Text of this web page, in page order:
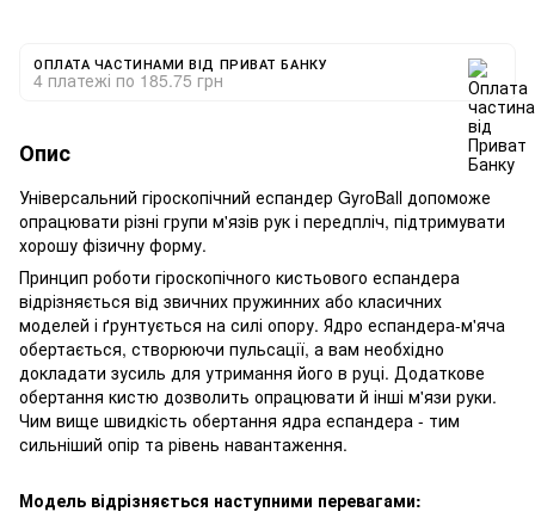
ОПЛАТА ЧАСТИНАМИ ВІД ПРИВАТ БАНКУ
4 платежі по 185.75 грн
Опис
Універсальний гіроскопічний еспандер GyroBall допоможе
опрацювати різні групи м'язів рук і передпліч, підтримувати
хорошу фізичну форму.
Принцип роботи гіроскопічного кистьового еспандера
відрізняється від звичних пружинних або класичних
моделей і ґрунтується на силі опору. Ядро еспандера-м'яча
обертається, створюючи пульсації, а вам необхідно
докладати зусиль для утримання його в руці. Додаткове
обертання кистю дозволить опрацювати й інші м'язи руки.
Чим вище швидкість обертання ядра еспандера - тим
сильніший опір та рівень навантаження.
Модель відрізняється наступними перевагами: